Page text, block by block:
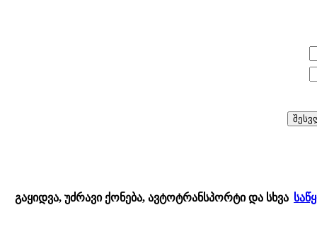
გაყიდვა, უძრავი ქონება, ავტოტრანსპორტი და სხვა